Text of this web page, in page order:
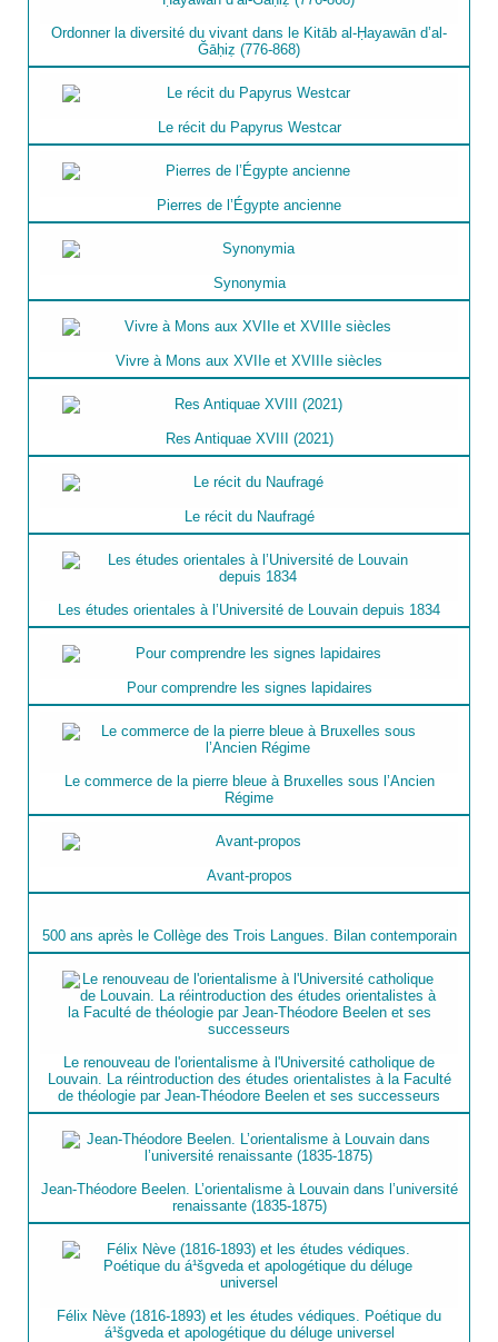
Ordonner la diversité du vivant dans le Kitāb al-Ḥayawān d’al-
Ğāḥiẓ (776-868)
Le récit du Papyrus Westcar
Pierres de l’Égypte ancienne
Synonymia
Vivre à Mons aux XVIIe et XVIIIe siècles
Res Antiquae XVIII (2021)
Le récit du Naufragé
Les études orientales à l’Université de Louvain depuis 1834
Pour comprendre les signes lapidaires
Le commerce de la pierre bleue à Bruxelles sous l’Ancien
Régime
Avant-propos
500 ans après le Collège des Trois Langues. Bilan contemporain
Le renouveau de l'orientalisme à l'Université catholique de
Louvain. La réintroduction des études orientalistes à la Faculté
de théologie par Jean-Théodore Beelen et ses successeurs
Jean-Théodore Beelen. L’orientalisme à Louvain dans l’université
renaissante (1835-1875)
Félix Nève (1816-1893) et les études védiques. Poétique du
á¹šgveda et apologétique du déluge universel